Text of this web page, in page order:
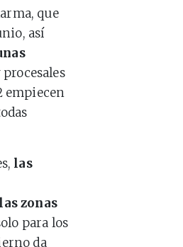
que
así
empiecen
las
zonas
para los
da